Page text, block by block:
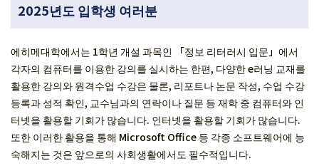
2025년도 입학생 여러분
에히메대학에서는 1학년 개설 과목인 「정보 리터러시 입문」에서
각자의 컴퓨터를 이용한 강의를 실시하는 한편, 다양한 e러닝 교재를
활용한 강의와 원격수업 수강은 물론, 리포트나 논문 작성, 수업 수강
등록과 성적 확인, 교수님과의 연락이나 질문 등 재학 중 컴퓨터와 인
터넷을 활용할 기회가 많습니다. 인터넷을 활용할 기회가 많습니다.
또한 이러한 활용을 통해 Microsoft Office 등 각종 소프트웨어에 능
숙해지는 것은 앞으로의 사회생활에서도 필수적입니다.